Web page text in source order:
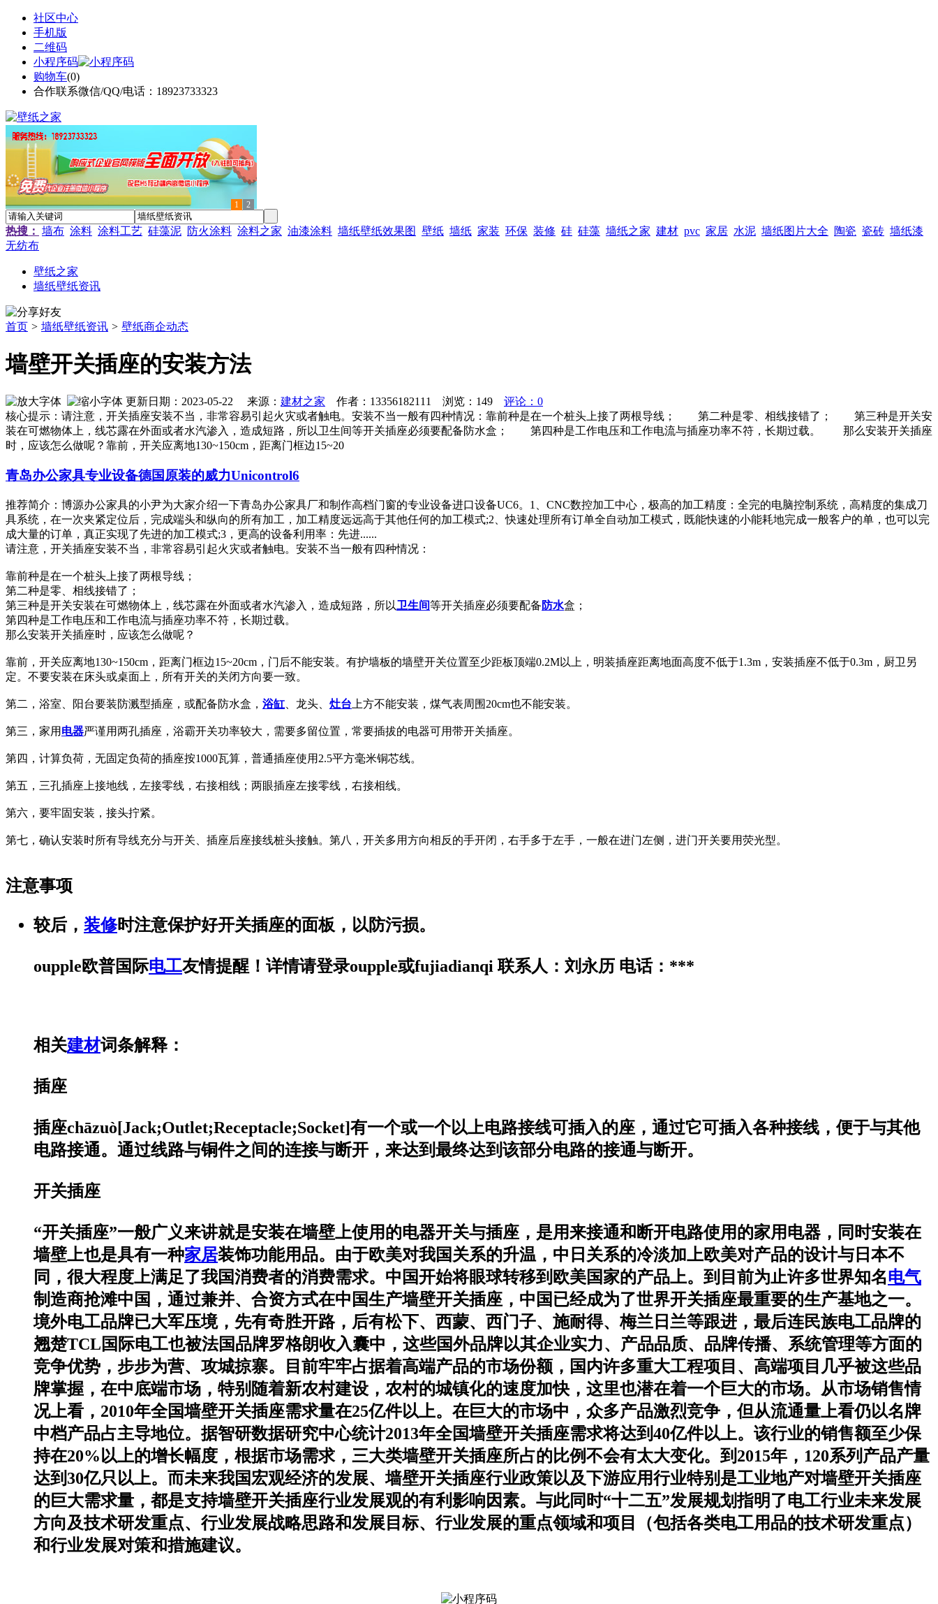
社区中心
手机版
二维码
小程序码
购物车(0)
合作联系微信/QQ/电话：18923733323
1 2
热搜： 墙布 涂料 涂料工艺 硅藻泥 防火涂料 涂料之家 油漆涂料 墙纸壁纸效果图 壁纸 墙纸 家装 环保 装修 硅 硅藻 墙纸之家 建材 pvc 家居 水泥 墙纸图片大全 陶瓷 瓷砖 墙纸漆
无纺布
壁纸之家
墙纸壁纸资讯
首页 > 墙纸壁纸资讯 > 壁纸商企动态
墙壁开关插座的安装方法
更新日期：2023-05-22 来源： 建材之家 作者：13356182111 浏览： 149
评论：0
核心提示：请注意，开关插座安装不当，非常容易引起火灾或者触电。安装不当一般有四种情况：靠前种是在一个桩头上接了两根导线； 第二种是零、相线接错了； 第三种是开关安
装在可燃物体上，线芯露在外面或者水汽渗入，造成短路，所以卫生间等开关插座必须要配备防水盒； 第四种是工作电压和工作电流与插座功率不符，长期过载。 那么安装开关插座
时，应该怎么做呢？靠前，开关应离地130~150cm，距离门框边15~20
青岛办公家具专业设备德国原装的威力Unicontrol6
推荐简介：博源办公家具的小尹为大家介绍一下青岛办公家具厂和制作高档门窗的专业设备进口设备UC6。1、CNC数控加工中心，极高的加工精度：全完的电脑控制系统，高精度的集成刀
具系统，在一次夹紧定位后，完成端头和纵向的所有加工，加工精度远远高于其他任何的加工模式;2、快速处理所有订单全自动加工模式，既能快速的小能耗地完成一般客户的单，也可以完
成大量的订单，真正实现了先进的加工模式;3，更高的设备利用率：先进......
请注意，开关插座安装不当，非常容易引起火灾或者触电。安装不当一般有四种情况：
靠前种是在一个桩头上接了两根导线；
第二种是零、相线接错了；
第三种是开关安装在可燃物体上，线芯露在外面或者水汽渗入，造成短路，所以卫生间等开关插座必须要配备 防水盒；
第四种是工作电压和工作电流与插座功率不符，长期过载。
那么安装开关插座时，应该怎么做呢？
靠前，开关应离地130~150cm，距离门框边15~20cm，门后不能安装。有护墙板的墙壁开关位置至少距板顶端0.2M以上，明装插座距离地面高度不低于1.3m，安装插座不低于0.3m，厨卫另
定。不要安装在床头或桌面上，所有开关的关闭方向要一致。
第二，浴室、阳台要装防溅型插座，或配备防水盒， 浴缸 、龙头、 灶台 上方不能安装，煤气表周围20cm也不能安装。
第三，家用 电器严谨用两孔插座，浴霸开关功率较大，需要多留位置，常要插拔的电器可用带开关插座。
第四，计算负荷，无固定负荷的插座按1000瓦算，普通插座使用2.5平方毫米铜芯线。
第五，三孔插座上接地线，左接零线，右接相线；两眼插座左接零线，右接相线。
第六，要牢固安装，接头拧紧。
第七，确认安装时所有导线充分与开关、插座后座接线桩头接触。第八，开关多用方向相反的手开闭，右手多于左手，一般在进门左侧，进门开关要用荧光型。
注意事项
较后， 装修时注意保护好开关插座的面板，以防污损。
oupple欧普国际电工友情提醒！详情请登录oupple或fujiadianqi 联系人：刘永历 电话：***
相关建材词条解释：
插座
插座chāzuò[Jack;Outlet;Receptacle;Socket]有一个或一个以上电路接线可插入的座，通过它可插入各种接线，便于与其他
电路接通。通过线路与铜件之间的连接与断开，来达到最终达到该部分电路的接通与断开。
开关插座
“开关插座”一般广义来讲就是安装在墙壁上使用的电器开关与插座，是用来接通和断开电路使用的家用电器，同时安装在
墙壁上也是具有一种家居装饰功能用品。由于欧美对我国关系的升温，中日关系的冷淡加上欧美对产品的设计与日本不
同，很大程度上满足了我国消费者的消费需求。中国开始将眼球转移到欧美国家的产品上。到目前为止许多世界知名电气
制造商抢滩中国，通过兼并、合资方式在中国生产墙壁开关插座，中国已经成为了世界开关插座最重要的生产基地之一。
境外电工品牌已大军压境，先有奇胜开路，后有松下、西蒙、西门子、施耐得、梅兰日兰等跟进，最后连民族电工品牌的
翘楚TCL国际电工也被法国品牌罗格朗收入囊中，这些国外品牌以其企业实力、产品品质、品牌传播、系统管理等方面的
竞争优势，步步为营、攻城掠寨。目前牢牢占据着高端产品的市场份额，国内许多重大工程项目、高端项目几乎被这些品
牌掌握，在中底端市场，特别随着新农村建设，农村的城镇化的速度加快，这里也潜在着一个巨大的市场。从市场销售情
况上看，2010年全国墙壁开关插座需求量在25亿件以上。在巨大的市场中，众多产品激烈竞争，但从流通量上看仍以名牌
中档产品占主导地位。据智研数据研究中心统计2013年全国墙壁开关插座需求将达到40亿件以上。该行业的销售额至少保
持在20%以上的增长幅度，根据市场需求，三大类墙壁开关插座所占的比例不会有太大变化。到2015年，120系列产品产量
达到30亿只以上。而未来我国宏观经济的发展、墙壁开关插座行业政策以及下游应用行业特别是工业地产对墙壁开关插座
的巨大需求量，都是支持墙壁开关插座行业发展观的有利影响因素。与此同时“十二五”发展规划指明了电工行业未来发展
方向及技术研发重点、行业发展战略思路和发展目标、行业发展的重点领域和项目（包括各类电工用品的技术研发重点）
和行业发展对策和措施建议。